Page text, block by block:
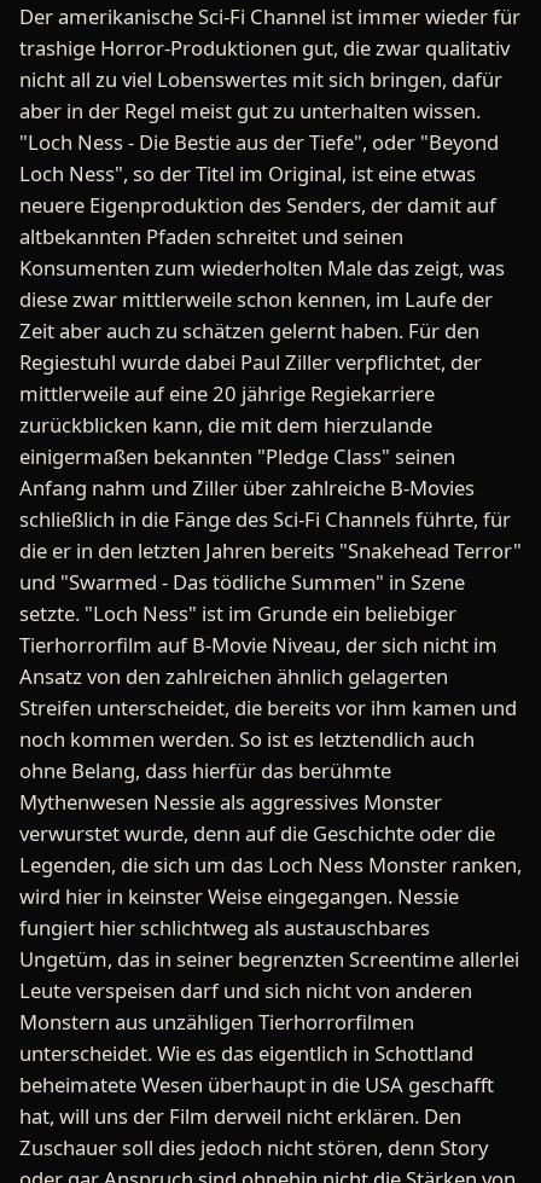
Der amerikanische Sci-Fi Channel ist immer wieder für
trashige Horror-Produktionen gut, die zwar qualitativ
nicht all zu viel Lobenswertes mit sich bringen, dafür
aber in der Regel meist gut zu unterhalten wissen.
"Loch Ness - Die Bestie aus der Tiefe", oder "Beyond
Loch Ness", so der Titel im Original, ist eine etwas
neuere Eigenproduktion des Senders, der damit auf
altbekannten Pfaden schreitet und seinen
Konsumenten zum wiederholten Male das zeigt, was
diese zwar mittlerweile schon kennen, im Laufe der
Zeit aber auch zu schätzen gelernt haben. Für den
Regiestuhl wurde dabei Paul Ziller verpflichtet, der
mittlerweile auf eine 20 jährige Regiekarriere
zurückblicken kann, die mit dem hierzulande
einigermaßen bekannten "Pledge Class" seinen
Anfang nahm und Ziller über zahlreiche B-Movies
schließlich in die Fänge des Sci-Fi Channels führte, für
die er in den letzten Jahren bereits "Snakehead Terror"
und "Swarmed - Das tödliche Summen" in Szene
setzte. "Loch Ness" ist im Grunde ein beliebiger
Tierhorrorfilm auf B-Movie Niveau, der sich nicht im
Ansatz von den zahlreichen ähnlich gelagerten
Streifen unterscheidet, die bereits vor ihm kamen und
noch kommen werden. So ist es letztendlich auch
ohne Belang, dass hierfür das berühmte
Mythenwesen Nessie als aggressives Monster
verwurstet wurde, denn auf die Geschichte oder die
Legenden, die sich um das Loch Ness Monster ranken,
wird hier in keinster Weise eingegangen. Nessie
fungiert hier schlichtweg als austauschbares
Ungetüm, das in seiner begrenzten Screentime allerlei
Leute verspeisen darf und sich nicht von anderen
Monstern aus unzähligen Tierhorrorfilmen
unterscheidet. Wie es das eigentlich in Schottland
beheimatete Wesen überhaupt in die USA geschafft
hat, will uns der Film derweil nicht erklären. Den
Zuschauer soll dies jedoch nicht stören, denn Story